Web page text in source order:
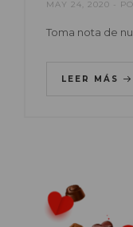
MAY 24, 2020
Toma nota de
LEER MÁS